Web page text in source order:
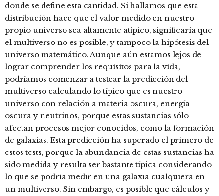
donde se define esta cantidad. Si hallamos que esta
distribución hace que el valor medido en nuestro
propio universo sea altamente atípico, significaría que
el multiverso no es posible, y tampoco la hipótesis del
universo matemático. Aunque aún estamos lejos de
lograr comprender los requisitos para la vida,
podríamos comenzar a testear la predicción del
multiverso calculando lo típico que es nuestro
universo con relación a materia oscura, energía
oscura y neutrinos, porque estas sustancias sólo
afectan procesos mejor conocidos, como la formación
de galaxias. Esta predicción ha superado el primero de
estos tests, porque la abundancia de estas sustancias ha
sido medida y resulta ser bastante típica considerando
lo que se podría medir en una galaxia cualquiera en
un multiverso. Sin embargo, es posible que cálculos y